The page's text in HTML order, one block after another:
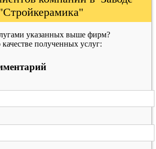
указанных выше фирм?
полученных услуг: